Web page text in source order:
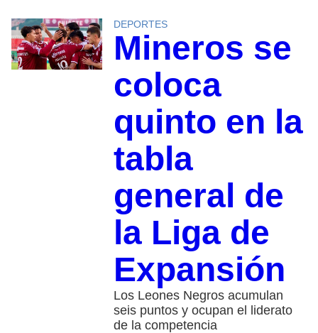
DEPORTES
Mineros se
coloca
quinto en la
tabla
general de
la Liga de
Expansión
Los Leones Negros acumulan
seis puntos y ocupan el liderato
de la competencia